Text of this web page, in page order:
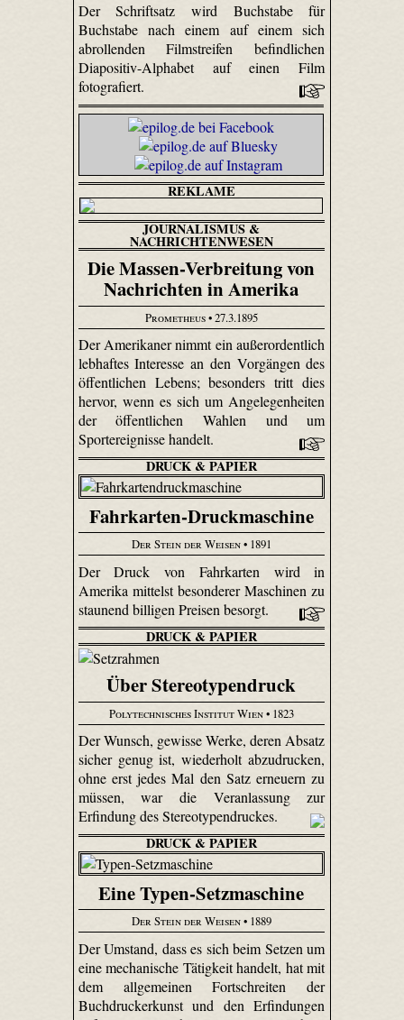
Der Schriftsatz wird Buchstabe für
Buchstabe nach einem auf einem sich
abrollenden Filmstreifen befindlichen
Diapositiv-Alphabet auf einen Film
fotografiert.
REKLAME
JOURNALISMUS &
NACHRICHTENWESEN
Die Massen-Verbreitung von
Nachrichten in Amerika
Prometheus• 27.3.1895
Der Amerikaner nimmt ein außerordentlich
lebhaftes Interesse an den Vorgängen des
öffentlichen Lebens; besonders tritt dies
hervor, wenn es sich um Angelegenheiten
der öffentlichen Wahlen und um
Sportereignisse handelt.
DRUCK & PAPIER
Fahrkarten-Druckmaschine
Der Stein der Weisen• 1891
Der Druck von Fahrkarten wird in
Amerika mittelst besonderer Maschinen zu
staunend billigen Preisen besorgt.
DRUCK & PAPIER
Über Stereotypendruck
Polytechnisches Institut Wien• 1823
Der Wunsch, gewisse Werke, deren Absatz
sicher genug ist, wiederholt abzudrucken,
ohne erst jedes Mal den Satz erneuern zu
müssen, war die Veranlassung zur
Erfindung des Stereotypendruckes.
DRUCK & PAPIER
Eine Typen-Setzmaschine
Der Stein der Weisen• 1889
Der Umstand, dass es sich beim Setzen um
eine mechanische Tätigkeit handelt, hat mit
dem allgemeinen Fortschreiten der
Buchdruckerkunst und den Erfindungen